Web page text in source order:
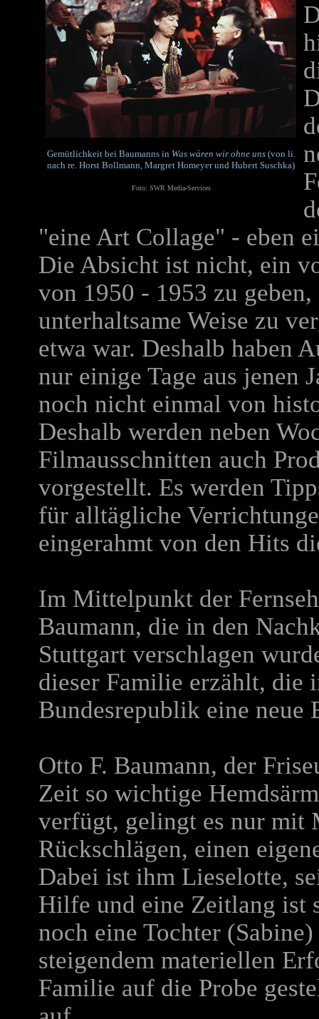
Gemütlichkeit bei Baumanns in Was wären wir ohne uns(von li.
nach re. Horst Bollmann, Margret Homeyer und Hubert Suschka)
Foto: SWR Media-Services
"eine Art Collage" - eben
Die Absicht ist nicht, ein
von 1950 - 1953 zu
unterhaltsame Weise zu
etwa war. Deshalb haben
nur einige Tage aus jenen
noch nicht einmal von
Deshalb werden neben
Filmausschnitten auch
vorgestellt. Es werden
für alltägliche
eingerahmt von den Hits
Im Mittelpunkt der
Baumann, die in den
Stuttgart verschlagen
dieser Familie erzählt, die
Bundesrepublik eine neue
Otto F. Baumann, der
Zeit so wichtige
verfügt, gelingt es nur mit
Rückschlägen, einen
Dabei ist ihm Lieselotte,
Hilfe und eine Zeitlang ist
noch eine Tochter
steigendem materiellen
Familie auf die Probe